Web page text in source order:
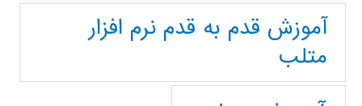
آموزش قدم به قدم نرم افزار
متلب